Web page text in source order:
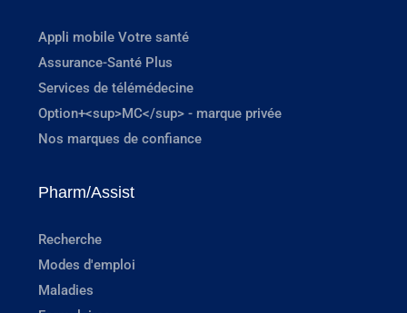
Appli mobile Votre santé
Assurance-Santé Plus
Services de télémédecine
Option+<sup>MC</sup> - marque privée
Nos marques de confiance
Pharm/Assist
Recherche
Modes d'emploi
Maladies